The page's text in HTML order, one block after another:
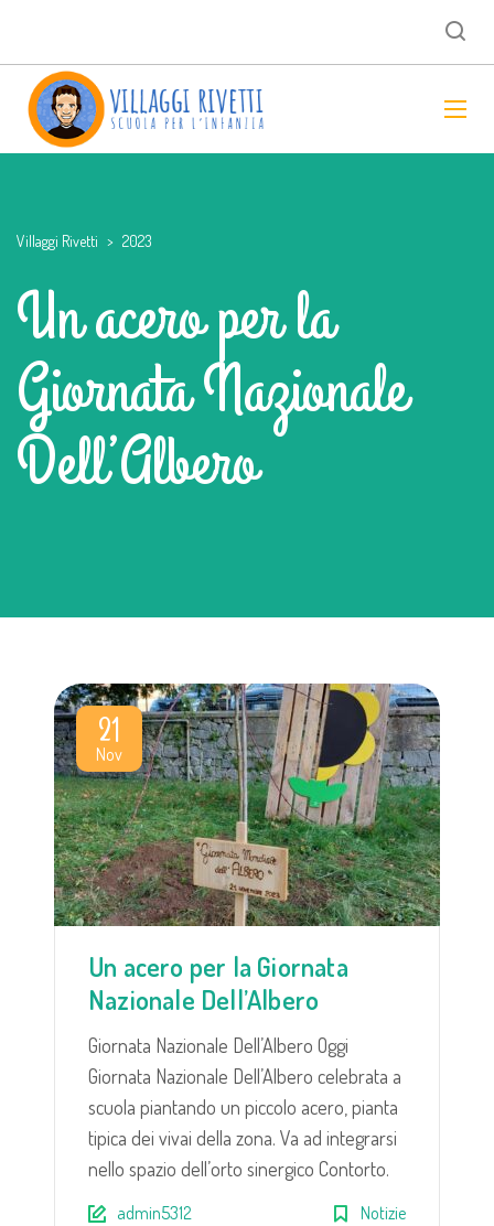
Villaggi Rivetti > 2023
Un acero per la
Giornata Nazionale
Dell’Albero
21
Nov
Un acero per la Giornata
Nazionale Dell’Albero
Giornata Nazionale Dell’Albero Oggi
Giornata Nazionale Dell’Albero celebrata a
scuola piantando un piccolo acero, pianta
tipica dei vivai della zona. Va ad integrarsi
nello spazio dell’orto sinergico Contorto.
admin5312 Notizie